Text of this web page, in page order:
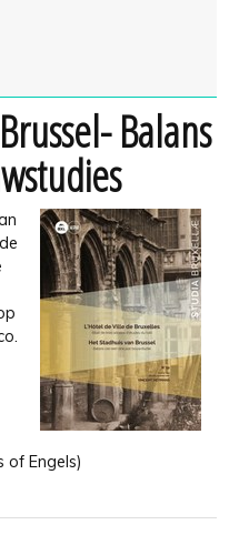
Balans
of Engels)